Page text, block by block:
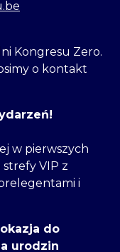
Kongresu Zero.
o kontakt
w pierwszych
VIP z
i
do
urodzin